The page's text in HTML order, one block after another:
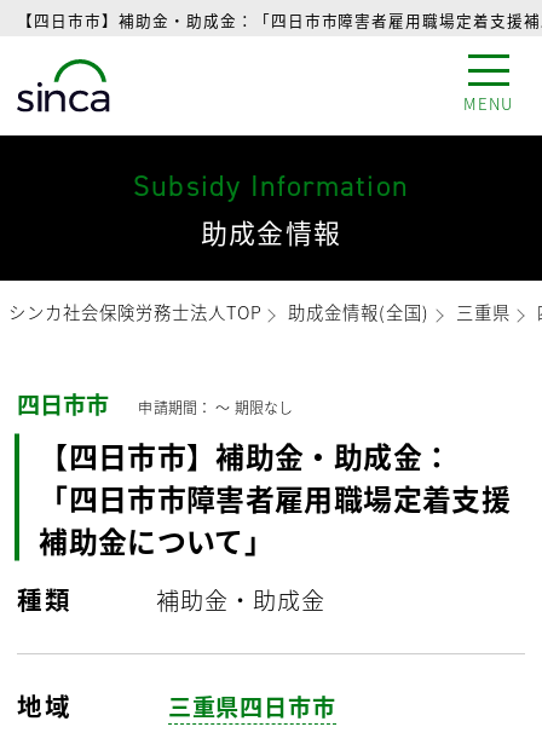
【四日市市】補助金・助成金：「四日市市障害者雇用職場定着支
MENU
Subsidy Information
助成金情報
シンカ社会保険労務士法人TOP 助成金情報(全国) 三重県
四日市市 申請期間： 〜 期限なし
【四日市市】補助金・助成金：
「四日市市障害者雇用職場定着支援
補助金について」
種類 補助金・助成金
地域 三重県四日市市